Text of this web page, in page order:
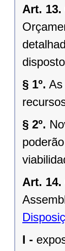
Art. 13.
§ 1º. As
§ 2º.
Art. 14.
I -